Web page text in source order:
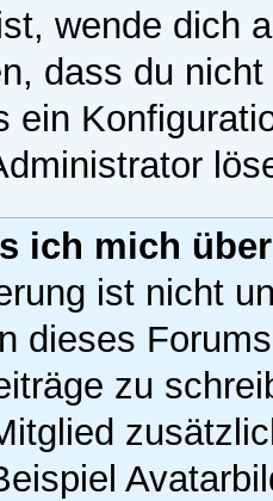
wende dich
dass du
ein
ich mich
ist nicht
dieses
zu